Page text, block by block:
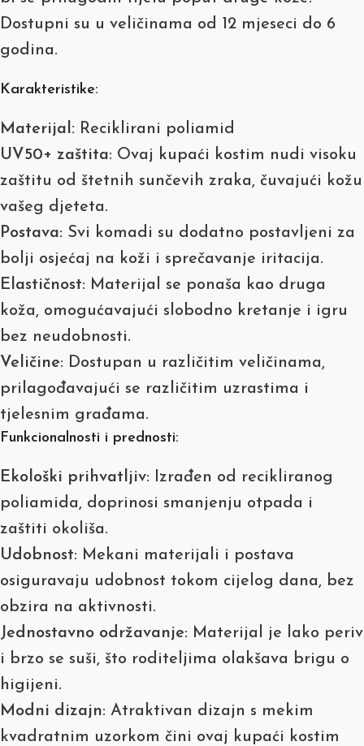
Dostupni su u veličinama od 12 mjeseci do 6
godina.
Karakteristike:
Materijal: Reciklirani poliamid
UV50+ zaštita: Ovaj kupaći kostim nudi visoku
zaštitu od štetnih sunčevih zraka, čuvajući kožu
vašeg djeteta.
Postava: Svi komadi su dodatno postavljeni za
bolji osjećaj na koži i sprečavanje iritacija.
Elastičnost: Materijal se ponaša kao druga
koža, omogućavajući slobodno kretanje i igru
bez neudobnosti.
Veličine: Dostupan u različitim veličinama,
prilagođavajući se različitim uzrastima i
tjelesnim građama.
Funkcionalnosti i prednosti:
Ekološki prihvatljiv: Izrađen od recikliranog
poliamida, doprinosi smanjenju otpada i
zaštiti okoliša.
Udobnost: Mekani materijali i postava
osiguravaju udobnost tokom cijelog dana, bez
obzira na aktivnosti.
Jednostavno održavanje: Materijal je lako periv
i brzo se suši, što roditeljima olakšava brigu o
higijeni.
Modni dizajn: Atraktivan dizajn s mekim
kvadratnim uzorkom čini ovaj kupaći kostim